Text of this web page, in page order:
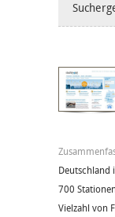
Deutschland
700
Vielzahl von